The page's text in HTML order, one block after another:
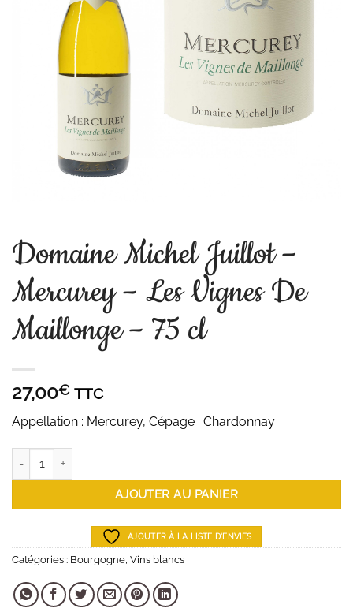
Domaine Michel Juillot –
Mercurey – Les Vignes De
Maillonge – 75 cl
27,00€ TTC
Appellation : Mercurey, Cépage : Chardonnay
AJOUTER AU PANIER
AJOUTER À LA LISTE D'ENVIES
Catégories : Bourgogne Vins blancs